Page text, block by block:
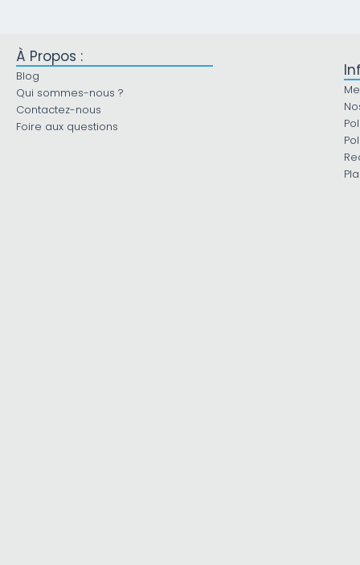
À Propos :
Blog
Qui sommes-nous ?
Contactez-nous
Foire aux questions